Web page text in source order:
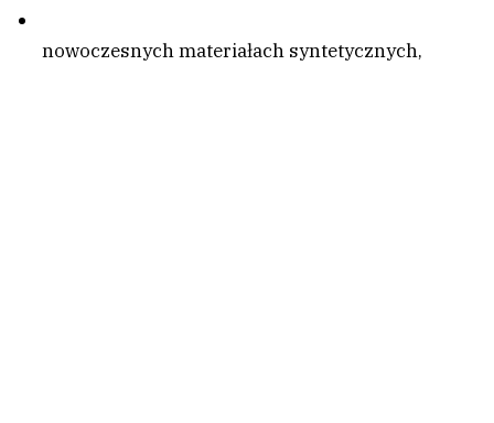
nowoczesnych materiałach syntetycznych,